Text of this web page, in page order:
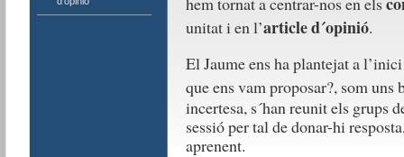
unitat i en l’article d´opinió.
El Jaume ens ha plantejat a
que ens vam proposar?, som uns
incertesa, s´han reunit els grups
sessió per tal de donar-hi
aprenent.